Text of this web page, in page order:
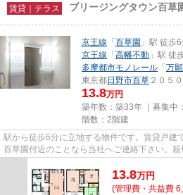
賃貸｜テラス ブリージングタウン百草
京王線 「 百草園 」駅 徒歩
京王線 「 高幡不動 」駅 徒
多摩都市モノレール 「 万
東京都日野市百草 ２０５０
13.8万円
築年数：築33年 ｜募集中：
階数：2階建
駅から徒歩6分に立地する物件です。賃貸戸建
百草園付近のことなら当社へご連絡下さい。
13.8万円
(管理費・共益費